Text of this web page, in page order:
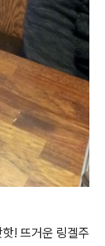
! 뜨거운 링겔주